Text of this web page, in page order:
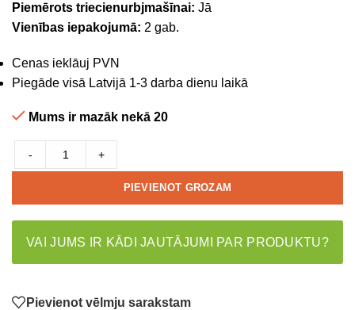
Piemērots triecienurbjmašīnai: Jā
Vienības iepakojumā: 2 gab.
Cenas ieklāuj PVN
Piegāde visā Latvijā 1-3 darba dienu laikā
Mums ir mazāk nekā 20
- +
PIEVIENOT GROZAM
VAI JUMS IR KĀDI JAUTĀJUMI PAR PRODUKTU?
Pievienot vēlmju sarakstam